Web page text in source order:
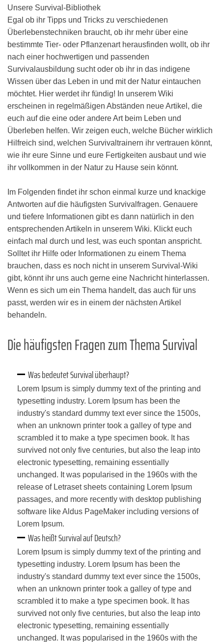
Unsere Survival-Bibliothek
Egal ob ihr Tipps und Tricks zu verschiedenen
Überlebenstechniken braucht, ob ihr mehr über eine
bestimmte Tier- oder Pflanzenart herausfinden wollt, ob ihr
nach einer hochwertigen und passenden
Survivalausbildung sucht oder ob ihr in das indigene
Wissen über das Leben in und mit der Natur eintauchen
möchtet. Hier werdet ihr fündig! In unserem Wiki
erscheinen in regelmäßigen Abständen neue Artikel, die
euch auf die eine oder andere Art beim Leben und
Überleben helfen. Wir zeigen euch, welche Bücher wirklich
Hilfreich sind, welchen Survivaltrainern ihr vertrauen könnt,
wie ihr eure Sinne und eure Fertigkeiten ausbaut und wie
ihr vollkommen in der Natur zu Hause sein könnt.
Im Folgenden findet ihr schon einmal kurze und knackige
Antworten auf die häufigsten Survivalfragen. Genauere
und tiefere Informationen gibt es dann natürlich in den
entsprechenden Artikeln in unserem Wiki. Klickt euch
einfach mal durch und lest, was euch spontan anspricht.
Solltet ihr Hilfe oder Informationen zu einem Thema
brauchen, dass es noch nicht in unserem Survival-Wiki
gibt, könnt ihr uns auch gerne eine Nachricht hinterlassen.
Wenn es sich um ein Thema handelt, das auch für uns
passt, werden wir es in einem der nächsten Artikel
behandeln.
Die häufigsten Fragen zum Thema Survival
Was bedeutet Survival überhaupt?
Lorem Ipsum is simply dummy text of the printing and
typesetting industry. Lorem Ipsum has been the
industry's standard dummy text ever since the 1500s,
when an unknown printer took a galley of type and
scrambled it to make a type specimen book. It has
survived not only five centuries, but also the leap into
electronic typesetting, remaining essentially
unchanged. It was popularised in the 1960s with the
release of Letraset sheets containing Lorem Ipsum
passages, and more recently with desktop publishing
software like Aldus PageMaker including versions of
Lorem Ipsum.
Was heißt Survival auf Deutsch?
Lorem Ipsum is simply dummy text of the printing and
typesetting industry. Lorem Ipsum has been the
industry's standard dummy text ever since the 1500s,
when an unknown printer took a galley of type and
scrambled it to make a type specimen book. It has
survived not only five centuries, but also the leap into
electronic typesetting, remaining essentially
unchanged. It was popularised in the 1960s with the